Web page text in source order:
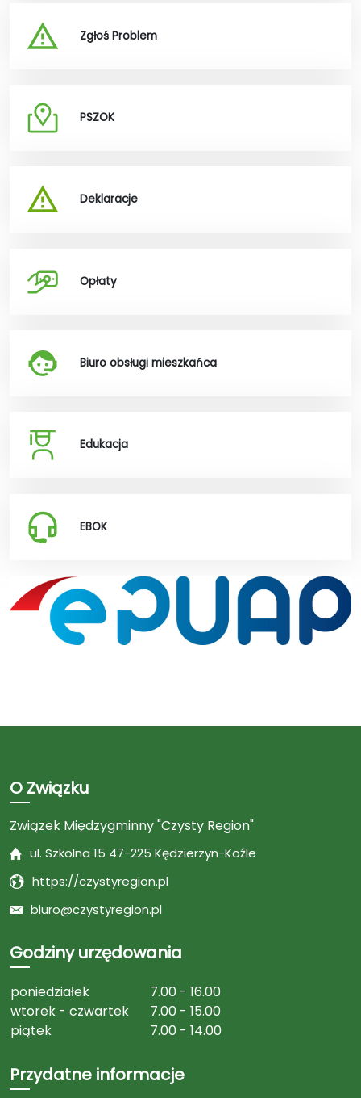
Zgłoś Problem
PSZOK
Deklaracje
Opłaty
Biuro obsługi mieszkańca
Edukacja
EBOK
O Związku
Związek Międzygminny "Czysty Region"
ul. Szkolna 15 47-225 Kędzierzyn-Koźle
https://czystyregion.pl
biuro@czystyregion.pl
Godziny urzędowania
poniedziałek
7.00 - 16.00
wtorek - czwartek
7.00 - 15.00
piątek
7.00 - 14.00
Przydatne informacje